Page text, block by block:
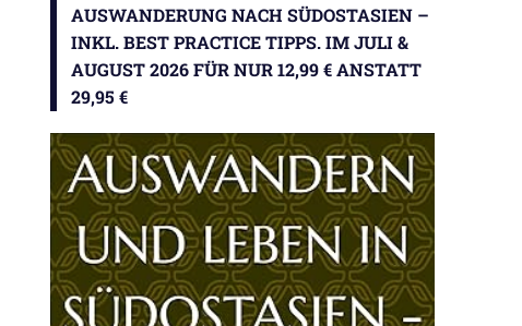
AUSWANDERUNG NACH SÜDOSTASIEN –
INKL. BEST PRACTICE TIPPS. IM JULI &
AUGUST 2026 FÜR NUR 12,99 € ANSTATT
29,95 €